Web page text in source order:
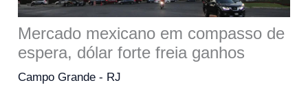
Mercado mexicano em compasso de
espera, dólar forte freia ganhos
Campo Grande - RJ